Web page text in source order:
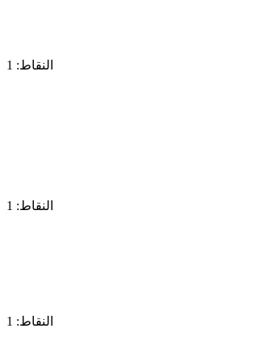
النقاط: 1
النقاط: 1
النقاط: 1